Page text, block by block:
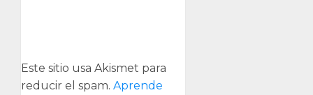
Este sitio usa Akismet para
reducir el spam. Aprende